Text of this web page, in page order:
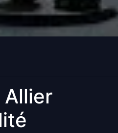
Allier